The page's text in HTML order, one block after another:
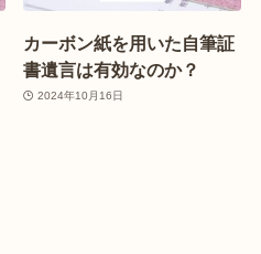
カーボン紙を用いた自筆証
書遺言は有効なのか？
2024年10月16日